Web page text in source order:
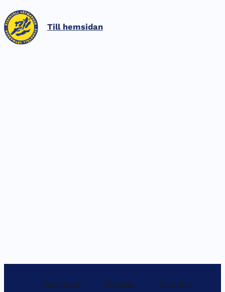
HOPPA TILL SIDANS INNEHÅLL
Till hemsidan
Facebook Bluesky Youtube